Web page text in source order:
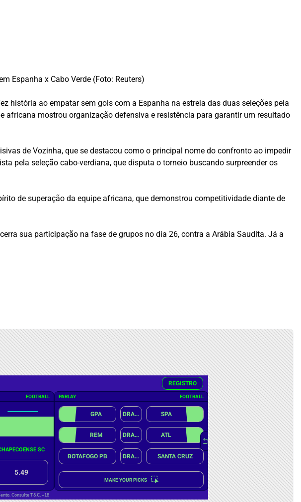
Espanha x Cabo Verde (Foto: Reuters)
história ao empatar sem gols com a Espanha na estreia das duas seleções pela
mostrou organização defensiva e resistência para garantir um resultado
de Vozinha, que se destacou como o principal nome do confronto ao impedir
pela seleção cabo-verdiana, que disputa o torneio buscando surpreender os
de superação da equipe africana, que demonstrou competitividade diante de
sua participação na fase de grupos no dia 26, contra a Arábia Saudita. Já a